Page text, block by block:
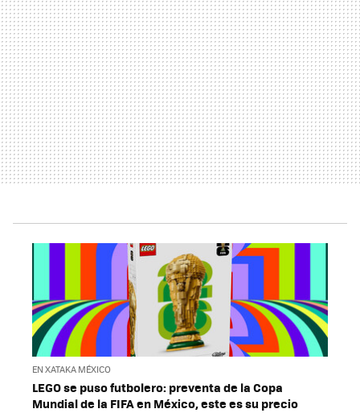
EN XATAKA MÉXICO
LEGO se puso futbolero: preventa de la Copa
Mundial de la FIFA en México, este es su precio